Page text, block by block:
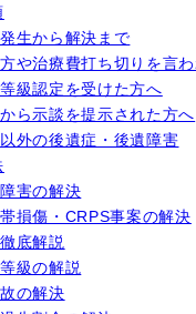
生から解決まで
や治療費打ち切りを言
級認定を受けた方へ
ら示談を提示された方へ
外の後遺症・後遺障害
害の解決
損傷・CRPS事案の解決
底解説
級の解説
の解決